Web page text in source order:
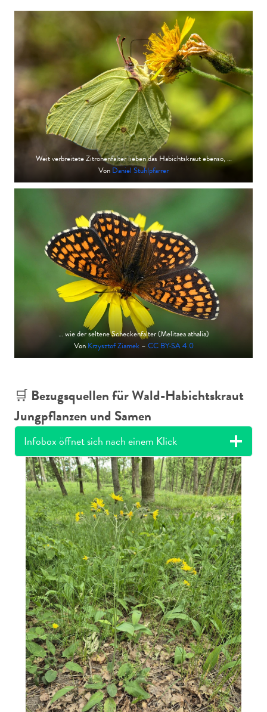
Weit verbreitete Zitronenfalter lieben das Habichtskraut ebenso, …
Von Daniel Stuhlpfarrer
… wie der seltene Scheckenfalter (Melitaea athalia)
Von Krzysztof Ziarnek– CC BY-SA 4.0
🛒 Bezugsquellen für Wald-Habichtskraut
Jungpflanzen und Samen
Infobox öffnet sich nach einem Klick